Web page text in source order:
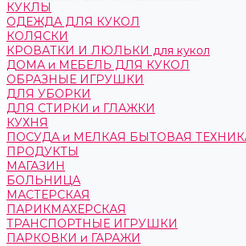
КУКЛЫ
ОДЕЖДА ДЛЯ КУКОЛ
КОЛЯСКИ
КРОВАТКИ И ЛЮЛЬКИ для кукол
ДОМА и МЕБЕЛЬ ДЛЯ КУКОЛ
ОБРАЗНЫЕ ИГРУШКИ
ДЛЯ УБОРКИ
ДЛЯ СТИРКИ и ГЛАЖКИ
КУХНЯ
ПОСУДА и МЕЛКАЯ БЫТОВАЯ
ПРОДУКТЫ
МАГАЗИН
БОЛЬНИЦА
МАСТЕРСКАЯ
ПАРИКМАХЕРСКАЯ
ТРАНСПОРТНЫЕ ИГРУШКИ
ПАРКОВКИ и ГАРАЖИ